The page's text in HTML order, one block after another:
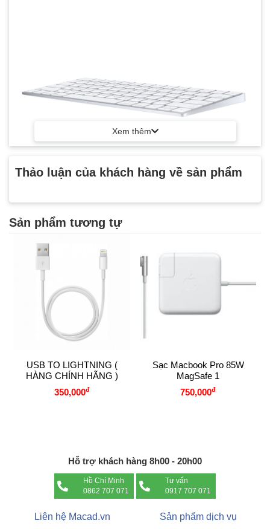
Xem thêm
Thảo luận của khách hàng về sản phẩm
Sản phẩm tương tự
USB TO LIGHTNING (
HÀNG CHÍNH HÃNG )
350,000đ
Sạc Macbook Pro 85W
MagSafe 1
750,000đ
Hỗ trợ khách hàng 8h00 - 20h00
Hồ Chí Minh
0862 707 071
Tư vấn
0917 707 071
Liên hệ Macad.vn Sản phẩm dịch vụ